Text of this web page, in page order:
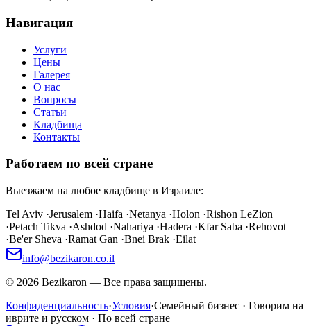
Навигация
Услуги
Цены
Галерея
О нас
Вопросы
Статьи
Кладбища
Контакты
Работаем по всей стране
Выезжаем на любое кладбище в Израиле:
Tel Aviv ·Jerusalem ·Haifa ·Netanya ·Holon ·Rishon LeZion
·Petach Tikva ·Ashdod ·Nahariya ·Hadera ·Kfar Saba ·Rehovot
·Be'er Sheva ·Ramat Gan ·Bnei Brak ·Eilat
info@bezikaron.co.il
© 2026 Bezikaron — Все права защищены.
Конфиденциальность·Условия·Семейный бизнес · Говорим на
иврите и русском · По всей стране